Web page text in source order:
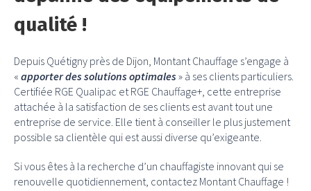
qualité !
Depuis Quétigny près de Dijon, Montant Chauffage s’engage à
« apporter des solutions optimales» à ses clients particuliers.
Certifiée RGE Qualipac et RGE Chauffage+, cette entreprise
attachée à la satisfaction de ses clients est avant tout une
entreprise de service. Elle tient à conseiller le plus justement
possible sa clientèle qui est aussi diverse qu’exigeante.
Si vous êtes à la recherche d’un chauffagiste innovant qui se
renouvelle quotidiennement, contactez Montant Chauffage !